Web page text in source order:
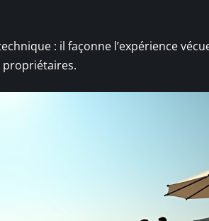
: il façonne l’expérience
propriétaires.